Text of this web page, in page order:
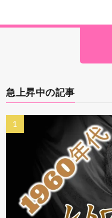
急上昇中の記事